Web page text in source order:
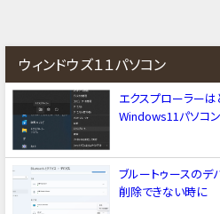
ウィンドウズ１１パソコン
エクスプローラー
Windows11パソコン
ブルートゥースのデ
削除できない時に